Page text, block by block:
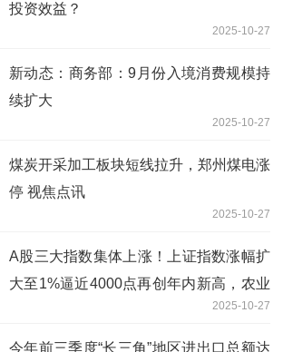
投资效益？
2025-10-27
新动态：商务部：9月份入境消费规模持
续扩大
2025-10-27
煤炭开采加工板块短线拉升，郑州煤电涨
停 视焦点讯
2025-10-27
A股三大指数集体上涨！上证指数涨幅扩
大至1%逼近4000点再创年内新高，农业
银行等银行股拉升，超2600股上涨 滚动
2025-10-27
今年前三季度“长三角”地区进出口总额达